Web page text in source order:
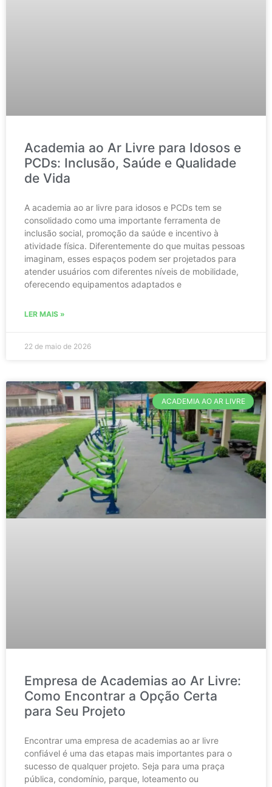
Academia ao Ar Livre para Idosos e
PCDs: Inclusão, Saúde e Qualidade
de Vida
A academia ao ar livre para idosos e PCDs tem se
consolidado como uma importante ferramenta de
inclusão social, promoção da saúde e incentivo à
atividade física. Diferentemente do que muitas pessoas
imaginam, esses espaços podem ser projetados para
atender usuários com diferentes níveis de mobilidade,
oferecendo equipamentos adaptados e
LER MAIS »
22 de maio de 2026
ACADEMIA AO AR LIVRE
Empresa de Academias ao Ar Livre:
Como Encontrar a Opção Certa
para Seu Projeto
Encontrar uma empresa de academias ao ar livre
confiável é uma das etapas mais importantes para o
sucesso de qualquer projeto. Seja para uma praça
pública, condomínio, parque, loteamento ou